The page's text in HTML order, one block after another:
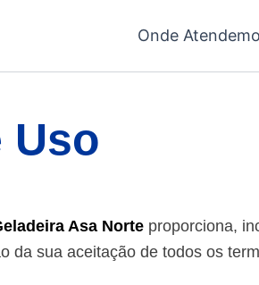
Onde
Uso
Asa Norte proporciona,
da sua aceitação de todos os